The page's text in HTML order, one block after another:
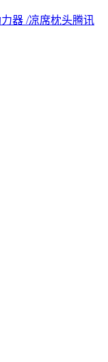
器 /凉席枕头腾讯